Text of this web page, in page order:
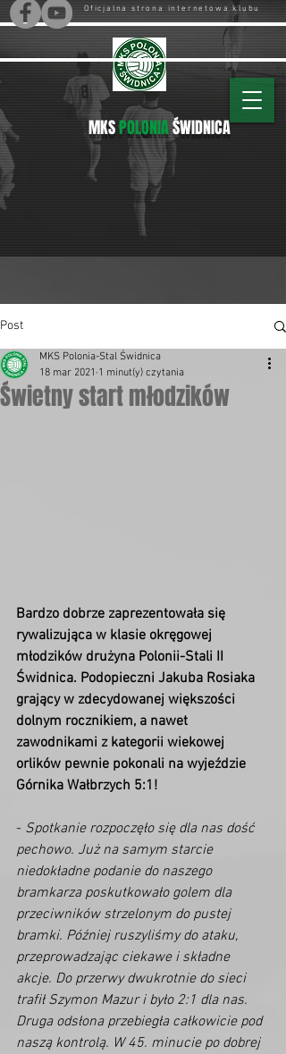
Oficjalna strona internetowa klubu
MKSPOLONIAŚWIDNICA
Post
Świetny start młodzików
MKS Polonia-Stal Świdnica
18 mar 2021 1 minut(y) czytania
Bardzo dobrze zaprezentowała się
rywalizująca w klasie okręgowej
młodzików drużyna Polonii-Stali II
Świdnica. Podopieczni Jakuba Rosiaka
grający w zdecydowanej większości
dolnym rocznikiem, a nawet
zawodnikami z kategorii wiekowej
orlików pewnie pokonali na wyjeździe
Górnika Wałbrzych 5:1!
- Spotkanie rozpoczęło się dla nas dość
pechowo. Już na samym starcie
niedokładne podanie do naszego
bramkarza poskutkowało golem dla
przeciwników strzelonym do pustej
bramki. Później ruszyliśmy do ataku,
przeprowadzając ciekawe i składne
akcje. Do przerwy dwukrotnie do sieci
trafił Szymon Mazur i było 2:1 dla nas.
Druga odsłona przebiegła całkowicie pod
naszą kontrolą. W 45. minucie po dobrej